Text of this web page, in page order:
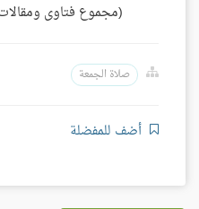
(مجموع فتاوى ومقالات
صلاة الجمعة
أضف للمفضلة